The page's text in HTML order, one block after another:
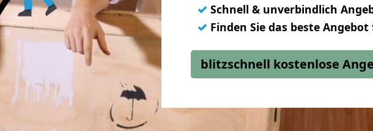
✓ Schnell & unverbindlich
✓ Finden Sie das beste
blitzschnell kostenlose